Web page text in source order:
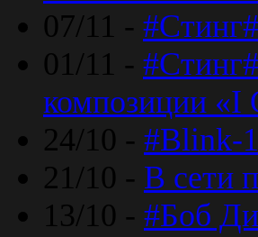
07/11 -
01/11 -
композиции «I
24/10 - #Blink-
21/10 - В сети
13/10 - #Боб